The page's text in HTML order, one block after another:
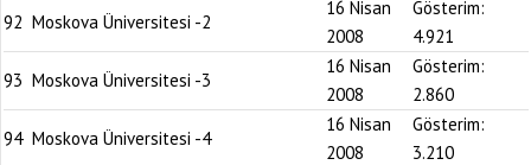
92 Moskova Üniversitesi -2
16 Nisan
2008
Gösterim:
4.921
93 Moskova Üniversitesi -3
16 Nisan
2008
Gösterim:
2.860
94 Moskova Üniversitesi -4
16 Nisan
2008
Gösterim:
3.210